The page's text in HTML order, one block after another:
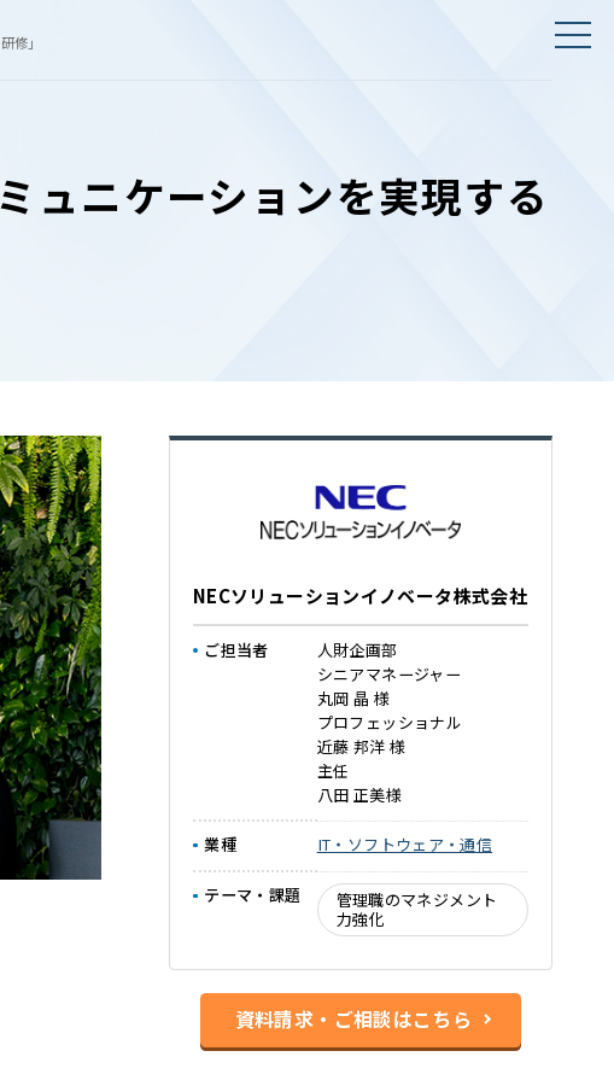
修」
ュニケーションを実現する
NECソリューションイノベータ株式会社
ご担当者
人財企画部
シニアマネージャー
丸岡 晶 様
プロフェッショナル
近藤 邦洋 様
主任
八田 正美様
業種 IT・ソフトウェア・通信
テーマ・課題
管理職のマネジメント
力強化
資料請求・ご相談はこちら